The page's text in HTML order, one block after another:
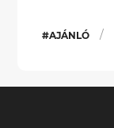
#AJÁNLÓ /